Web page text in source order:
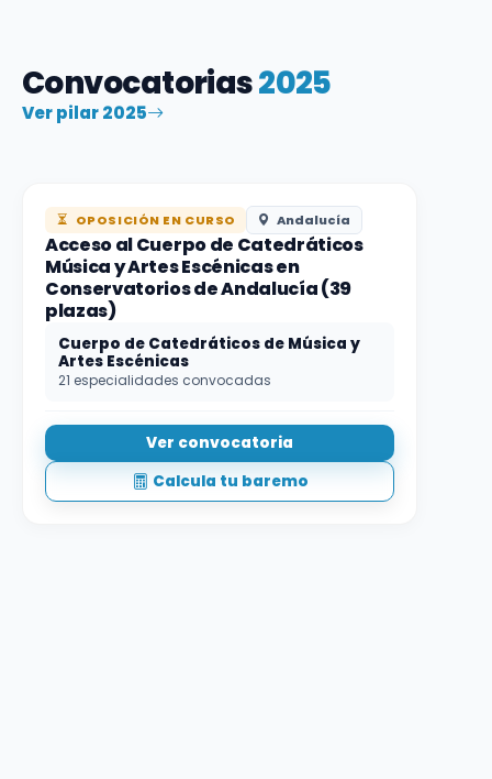
Convocatorias2025
Ver pilar 2025
OPOSICIÓN EN CURSO Andalucía
Acceso al Cuerpo de Catedráticos
Música y Artes Escénicas en
Conservatorios de Andalucía (39
plazas)
Cuerpo de Catedráticos de Música y
Artes Escénicas
21 especialidades convocadas
Ver convocatoria
Calcula tu baremo